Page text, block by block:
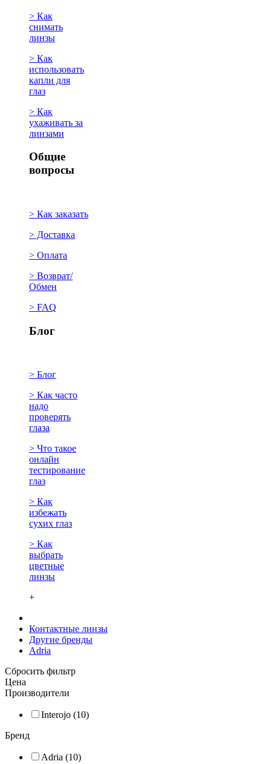
> Как
снимать
линзы
> Как
использовать
капли для
глаз
> Как
ухаживать за
линзами
Общие
вопросы
> Как заказать
> Доставка
> Оплата
> Возврат/
Обмен
> FAQ
Блог
> Блог
> Как часто
надо
проверять
глаза
> Что такое
онлайн
тестирование
глаз
> Как
избежать
сухих глаз
> Как
выбрать
цветные
линзы
+
Контактные линзы
Другие бренды
Adria
Сбросить фильтр
Цена
Производители
Interojo (10)
Бренд
Adria (10)